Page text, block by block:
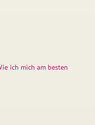
ich mich am besten